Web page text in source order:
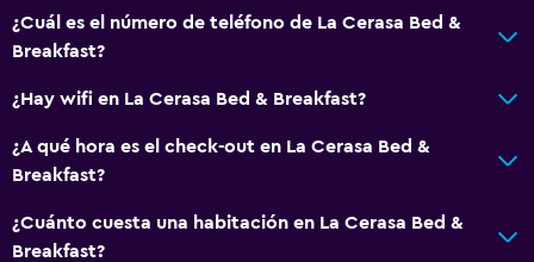
¿Cuál es el número de teléfono de La Cerasa Bed &
Breakfast?
¿Hay wifi en La Cerasa Bed & Breakfast?
¿A qué hora es el check-out en La Cerasa Bed &
Breakfast?
¿Cuánto cuesta una habitación en La Cerasa Bed &
Breakfast?